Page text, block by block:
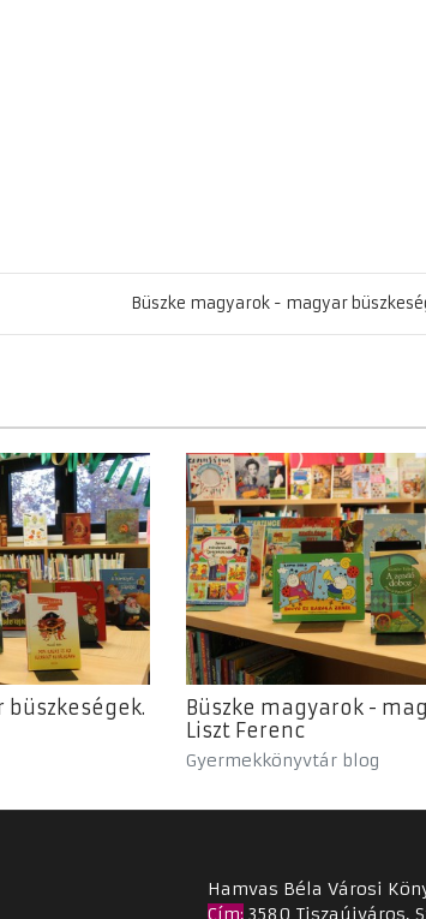
Büszke magyarok - magyar
büszkeségek.
Büszke magyarok -
Liszt Ferenc
Gyermekkönyvtár blog
Hamvas Béla Városi
Cím:3580 Tiszaújváros,